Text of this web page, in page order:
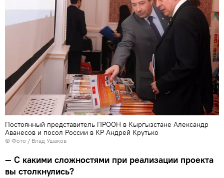
Постоянный представитель ПРООН в Кыргызстане Александр
Аванесов и посол России в КР Андрей Крутько
© Фото / Влад Ушаков
— С какими сложностями при реализации проекта
вы столкнулись?